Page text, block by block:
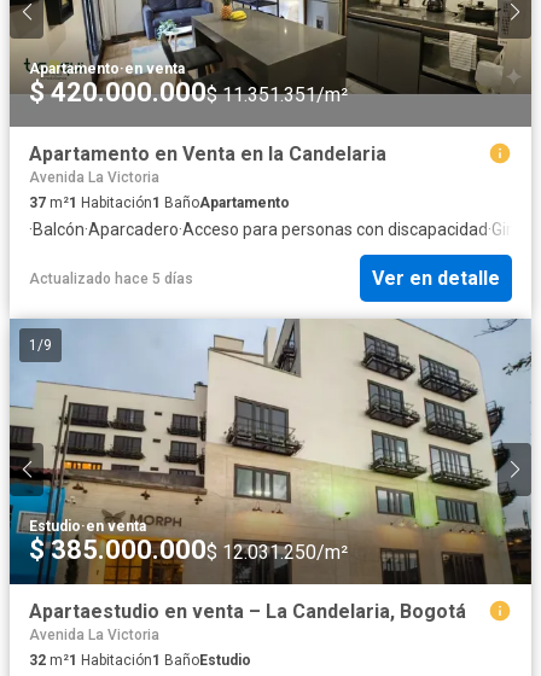
Apartamento·en venta
$ 420.000.000$ 11.351.351/m²
Apartamento en Venta en la Candelaria
Avenida La Victoria
37 m²1 Habitación1 BañoApartamento
·Balcón·Aparcadero·Acceso para personas con discapacidad·
Actualizado hace 5 días Ver en detalle
1 /9
Estudio·en venta
$ 385.000.000$ 12.031.250/m²
Apartaestudio en venta – La Candelaria, Bogotá
Avenida La Victoria
32 m²1 Habitación1 BañoEstudio